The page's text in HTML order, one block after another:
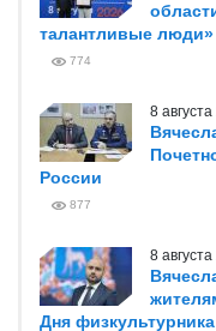
талантливые люди»
774
8
России
877
8
Дня физкультурника